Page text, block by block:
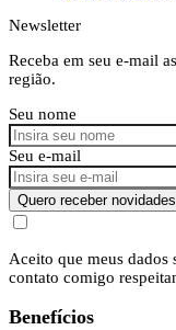
Newsletter
Receba em seu e-mail
região.
Seu nome
Seu e-mail
Quero receber novidades
Aceito que meus dados
contato comigo
Benefícios